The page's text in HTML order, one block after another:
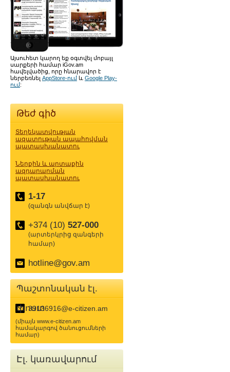
Այսուհետ կարող եք օգտվել մոբայլ
սարքերի համար iGov.am
հավելվածից, որը հնարավոր է
ներբեռնել AppStore-ում և Google Play-
ում:
Թեժ գիծ
Տեղեկատվության
ազատության ապահովման
պատասխանատու
Ներքին և արտաքին
ազդարարման
պատասխանատու
1-17
(զանգն անվճար է)
+374 (10) 527-000
(արտերկրից զանգերի
համար)
hotline@gov.am
Պաշտոնական էլ.
փոստ
39136916@e-citizen.am
(միայն www.e-citizen.am
համակարգով ծանուցումների
համար)
Էլ. կառավարում